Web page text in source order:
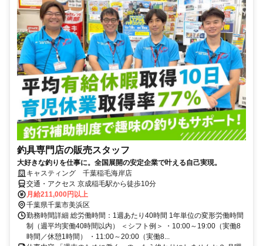
釣具専門店の販売スタッフ
大好きな釣りを仕事に。全国展開の安定企業で叶える自己実現。
キャスティング 千葉稲毛海岸店
交通・アクセス 京成稲毛駅から徒歩10分
月給211,000円以上
千葉県千葉市美浜区
勤務時間詳細 総労働時間：1週あたり40時間 1年単位の変形労働時間
制（週平均実働40時間以内） ＜シフト例＞ ・10:00～19:00（実働8
時間／休憩1時間） ・11:00～20:00（実働8...